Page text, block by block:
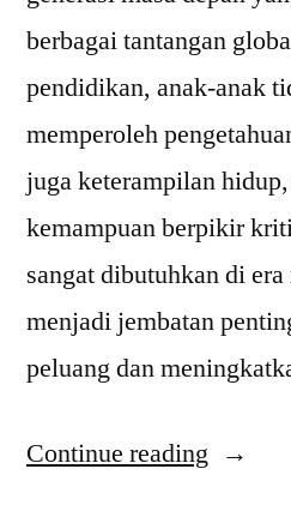
berbagai tantangan
pendidikan, anak-anak
memperoleh
juga keterampilan
kemampuan berpikir
sangat dibutuhkan di
menjadi jembatan
peluang dan
Continue reading “Peran